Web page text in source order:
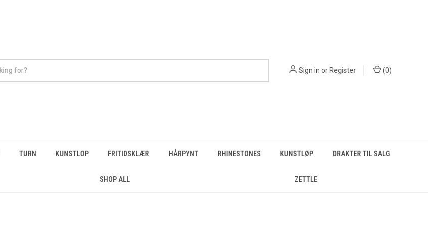
Sign in orRegister (0)
TURN KUNSTLOP FRITIDSKLÆR HÅRPYNT RHINESTONES KUNSTLØP DRAKTER TIL SALG
SHOP ALL ZETTLE